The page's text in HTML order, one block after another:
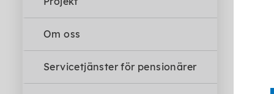
Om oss
Servicetjänster för pensionärer
är